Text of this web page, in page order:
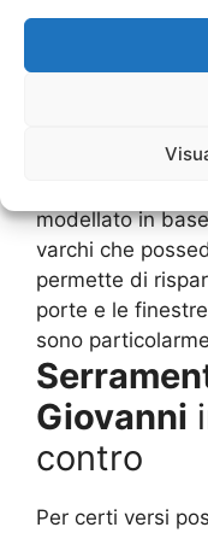
almeno 5 anni,
cambiano o si
offrire una
questo,
modellato in
varchi che
permette di
porte e le
sono
Giovanni
contro
Per certi versi